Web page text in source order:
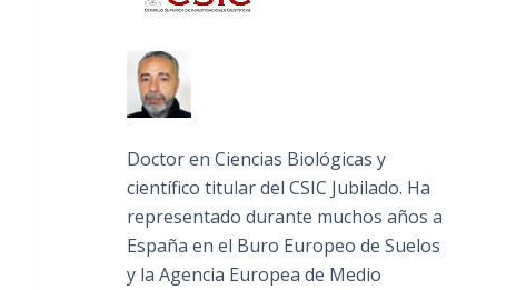
Doctor en Ciencias Biológicas y
científico titular del CSIC Jubilado. Ha
representado durante muchos años a
España en el Buro Europeo de Suelos
y la Agencia Europea de Medio